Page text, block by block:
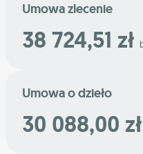
Umowa zlecenie
38 724,51 zł
Umowa o dzieło
30 088,00 zł